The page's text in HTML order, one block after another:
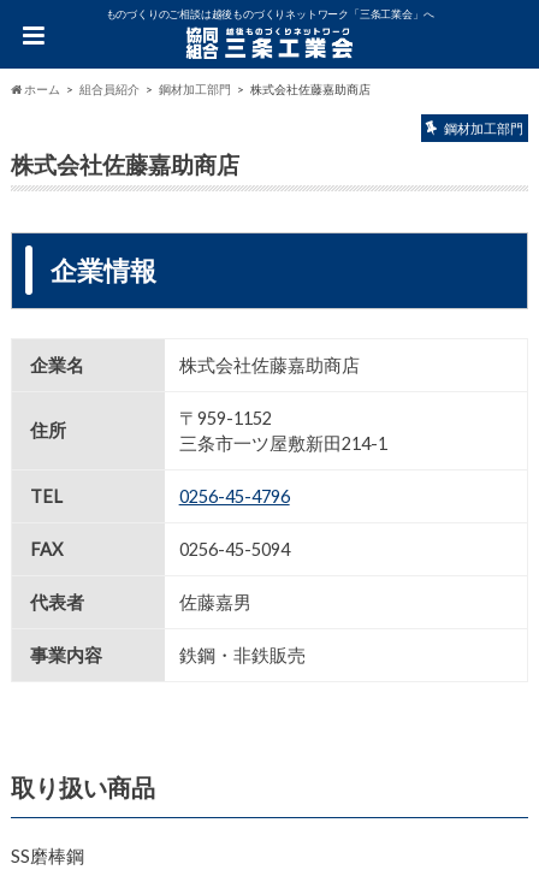
ものづくりのご相談は越後ものづくりネットワーク「三条工業会」へ
ホーム 組合員紹介 鋼材加工部門 株式会社佐藤嘉助商店
鋼材加工部門
株式会社佐藤嘉助商店
企業情報
企業名 株式会社佐藤嘉助商店
住所
〒959-1152
三条市一ツ屋敷新田214-1
TEL 0256-45-4796
FAX 0256-45-5094
代表者 佐藤嘉男
事業内容 鉄鋼・非鉄販売
取り扱い商品
SS磨棒鋼